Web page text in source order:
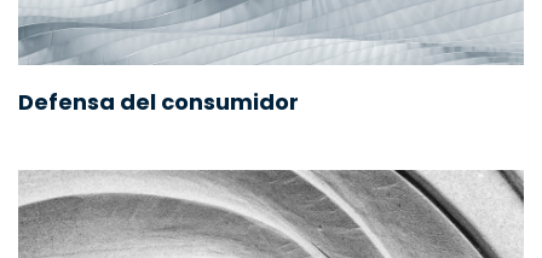
Defensa del consumidor